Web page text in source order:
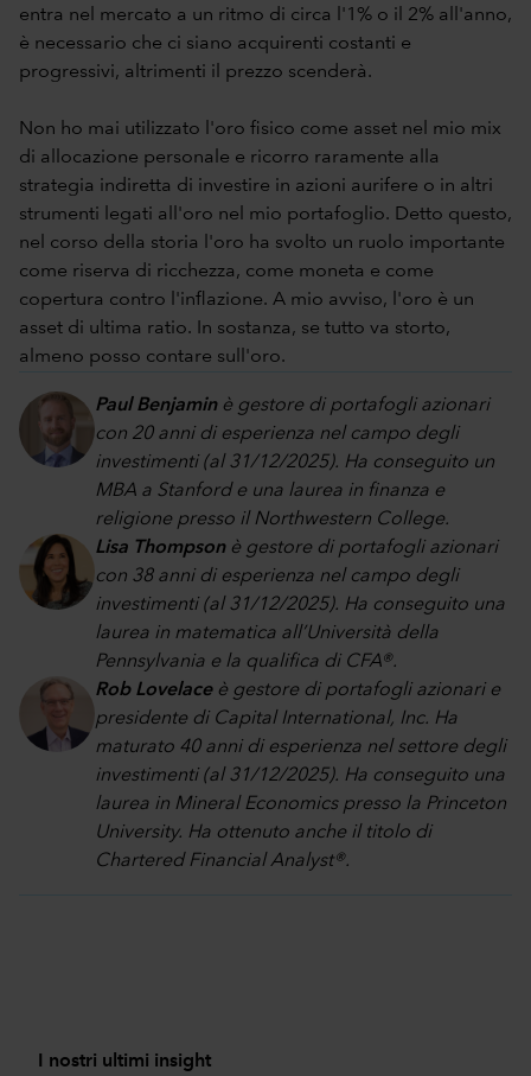
entra nel mercato a un ritmo di circa l'1% o il 2% all'anno,
è necessario che ci siano acquirenti costanti e
progressivi, altrimenti il prezzo scenderà.
Non ho mai utilizzato l'oro fisico come asset nel mio mix
di allocazione personale e ricorro raramente alla
strategia indiretta di investire in azioni aurifere o in altri
strumenti legati all'oro nel mio portafoglio. Detto questo,
nel corso della storia l'oro ha svolto un ruolo importante
come riserva di ricchezza, come moneta e come
copertura contro l'inflazione. A mio avviso, l'oro è un
asset di ultima ratio. In sostanza, se tutto va storto,
almeno posso contare sull'oro.
Paul Benjaminè gestore di portafogli azionari
con 20 anni di esperienza nel campo degli
investimenti (al 31/12/2025). Ha conseguito un
MBA a Stanford e una laurea in finanza e
religione presso il Northwestern College.
Lisa Thompsonè gestore di portafogli azionari
con 38 anni di esperienza nel campo degli
investimenti (al 31/12/2025). Ha conseguito una
laurea in matematica all’Università della
Pennsylvania e la qualifica di CFA®.
Rob Lovelaceè gestore di portafogli azionari e
presidente di Capital International, Inc. Ha
maturato 40 anni di esperienza nel settore degli
investimenti (al 31/12/2025). Ha conseguito una
laurea in Mineral Economics presso la Princeton
University. Ha ottenuto anche il titolo di
Chartered Financial Analyst®.
I nostri ultimi insight